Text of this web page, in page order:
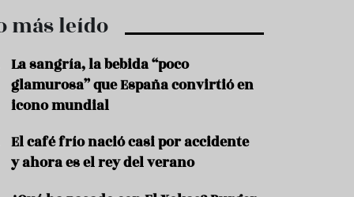
m
R
t
más leído
La sangría, la bebida “poco
glamurosa” que España convirtió en
icono mundial
El café frío nació casi por accidente
y ahora es el rey del verano